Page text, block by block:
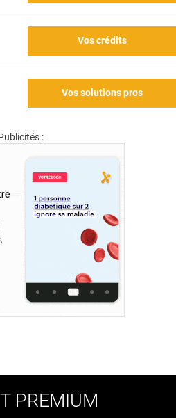
Vos crédits
Vos solutions pros
:
PREMIUM